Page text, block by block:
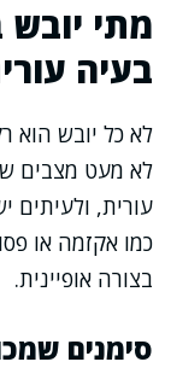
מתי
בעיה
לא כל יובש הוא
לא מעט מצבים
עורית, ולעיתים
כמו אקזמה או
בצורה אופיינית.
סימנים